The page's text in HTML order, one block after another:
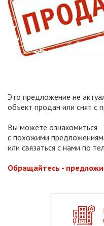
Это предложение не
объект продан или снят с
Вы можете ознакомиться
с похожими
или связаться с нами по
Обращайтесь -